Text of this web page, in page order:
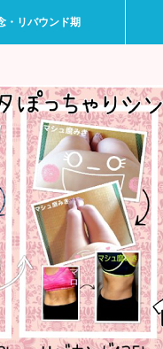
・リバウンド期